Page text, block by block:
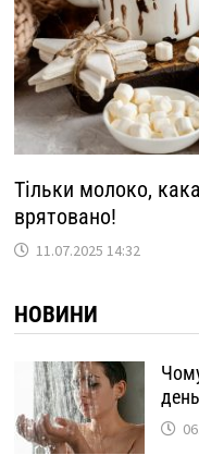
Тільки молоко,
врятовано!
11.07.2025 14:32
НОВИНИ